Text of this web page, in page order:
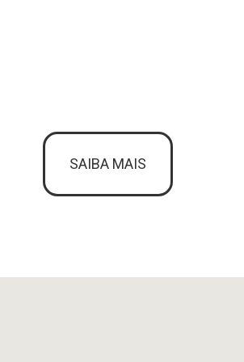
SAIBA MAIS